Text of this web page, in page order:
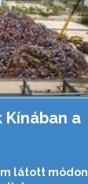
a
látott módon